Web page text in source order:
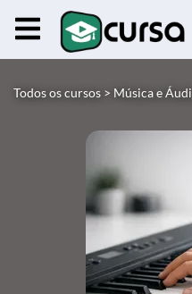
Todos os cursos > Música e